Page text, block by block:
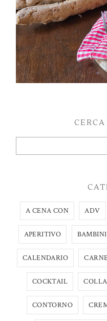
A CENA CON ADV
APERITIVO BAMBINI
CALENDARIO
COCKTAIL
CONTORNO